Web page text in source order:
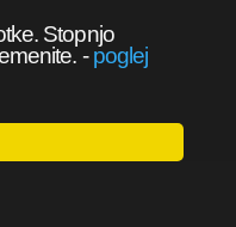
Stopnjo
-poglej